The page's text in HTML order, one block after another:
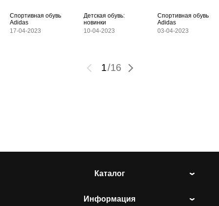
Спортивная обувь
Adidas
17-04-2023
Детская обувь:
новинки
10-04-2023
Спортивная обувь
Adidas
03-04-2023
1/16
Каталог
Информация